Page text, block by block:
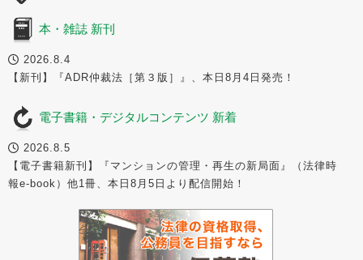
本・雑誌 新刊
2026.8.4
【新刊】『ADR仲裁法［第３版］』、本日8月4日発売！
電子書籍・デジタルコンテンツ 新着
2026.8.5
【電子書籍新刊】『マンションの管理・再生の新局面』（法律時
報e-book）他1冊、本日8月5日より配信開始！